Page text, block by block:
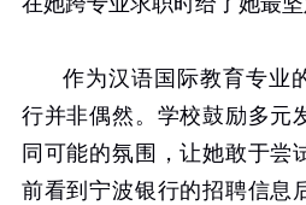
作为汉语国际教育专业
行并非偶然。学校鼓励多元
同可能的氛围，让她敢于尝
前看到宁波银行的招聘信息